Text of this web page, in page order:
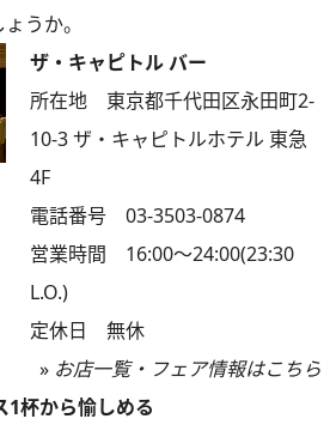
うか。
ザ・キャピトル バー
所在地 東京都千代田区永田町2-
10-3 ザ・キャピトルホテル 東急
4F
電話番号 03-3503-0874
営業時間 16:00～24:00(23:30
L.O.)
定休日 無休
» お店一覧・フェア情報はこちら
1杯から愉しめる